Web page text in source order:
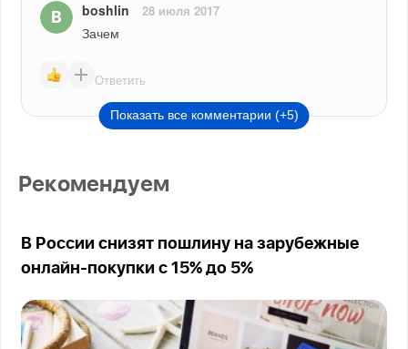
boshlin 28 июля 2017
Зачем
Ответить
Показать все комментарии (+5)
Рекомендуем
В России снизят пошлину на зарубежные
онлайн-покупки с 15% до 5%